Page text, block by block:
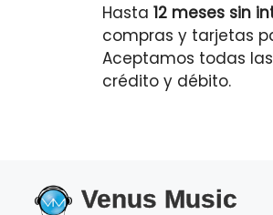
Hasta 12 meses sin
compras y tarjetas
Aceptamos todas
crédito y débito.
Venus Music